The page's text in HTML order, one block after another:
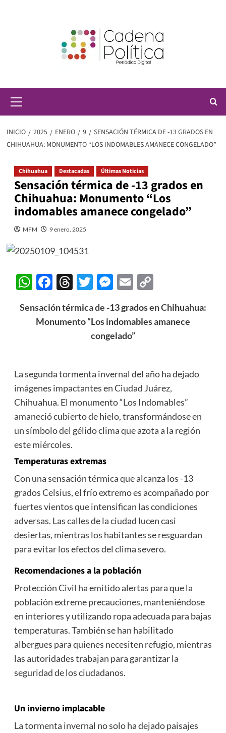
principal
INICIO 2025 ENERO 9
SENSACIÓN TÉRMICA DE -13 GRADOS EN
CHIHUAHUA: MONUMENTO “LOS INDOMABLES AMANECE CONGELADO”
Chihuahua Destacadas Últimas Noticias
Sensación térmica de -13 grados en
Chihuahua: Monumento “Los
indomables amanece congelado”
MFM 9 enero, 2025
WhatsApp
Facebook
Threads
Twitter
Messenger
EmailCopy
Sensación térmica de -13 grados en Chihuahua:
Monumento “Los indomables amanece
congelado”
La segunda tormenta invernal del año ha dejado
imágenes impactantes en Ciudad Juárez,
Chihuahua. El monumento “Los Indomables”
amaneció cubierto de hielo, transformándose en
un símbolo del gélido clima que azota a la región
este miércoles.
Temperaturas extremas
Con una sensación térmica que alcanza los -13
grados Celsius, el frío extremo es acompañado por
fuertes vientos que intensifican las condiciones
adversas. Las calles de la ciudad lucen casi
desiertas, mientras los habitantes se resguardan
para evitar los efectos del clima severo.
Recomendaciones a la población
Protección Civil ha emitido alertas para que la
población extreme precauciones, manteniéndose
en interiores y utilizando ropa adecuada para bajas
temperaturas. También se han habilitado
albergues para quienes necesiten refugio, mientras
las autoridades trabajan para garantizar la
seguridad de los ciudadanos.
Un invierno implacable
La tormenta invernal no solo ha dejado paisajes